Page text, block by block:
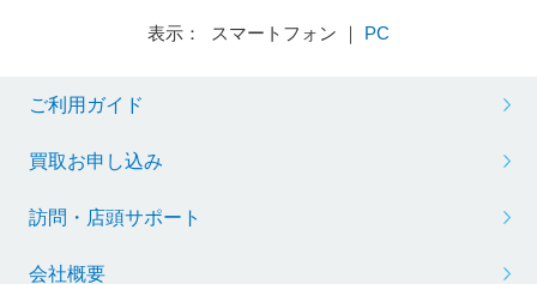
表示： スマートフォン ｜ PC
ご利用ガイド
買取お申し込み
訪問・店頭サポート
会社概要